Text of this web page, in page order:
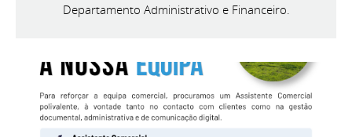
Departamento Administrativo e Financeiro.